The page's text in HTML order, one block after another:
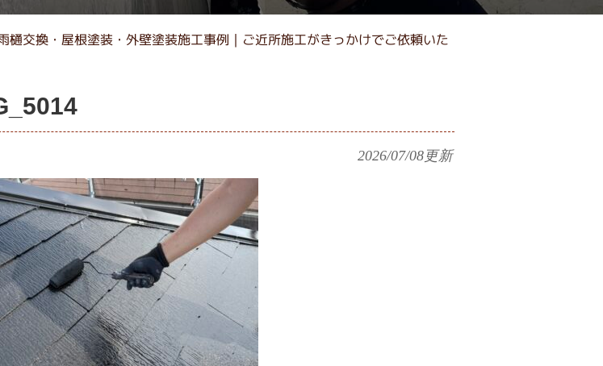
樋交換・屋根塗装・外壁塗装施工事例｜ご近所施工がきっかけでご依頼いた
2026/07/08更新